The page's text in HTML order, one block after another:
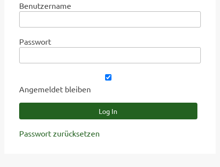
Benutzername
Passwort
Angemeldet bleiben
Passwort zurücksetzen